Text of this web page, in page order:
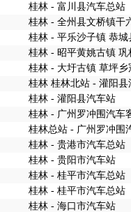
桂林 - 富川县汽车总站
桂林 - 全州县文桥镇干
桂林 - 平乐沙子镇 恭城
桂林 - 昭平黄姚古镇 巩
桂林 - 大圩古镇 草坪乡
桂林 桂林北站 - 灌阳县
桂林 - 灌阳县汽车站
桂林 - 广州罗冲围汽车
桂林总站 - 广州罗冲围
桂林 - 贵港市汽车总站
桂林 - 贵阳市汽车站
桂林 - 桂平市汽车总站
桂林 - 桂平市汽车总站
桂林 - 海口市汽车站